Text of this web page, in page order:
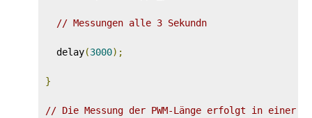
// Messungen alle 3 Sekundn
delay(3000);
}
// Die Messung der PWM-Länge erfolgt in einer